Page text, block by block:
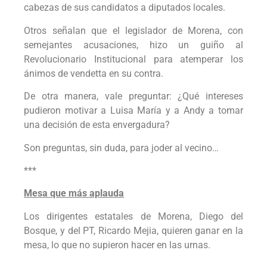
cabezas de sus candidatos a diputados locales.
Otros señalan que el legislador de Morena, con
semejantes acusaciones, hizo un guiño al
Revolucionario Institucional para atemperar los
ánimos de vendetta en su contra.
De otra manera, vale preguntar: ¿Qué intereses
pudieron motivar a Luisa María y a Andy a tomar
una decisión de esta envergadura?
Son preguntas, sin duda, para joder al vecino…
***
Mesa que más aplauda
Los dirigentes estatales de Morena, Diego del
Bosque, y del PT, Ricardo Mejia, quieren ganar en la
mesa, lo que no supieron hacer en las urnas.